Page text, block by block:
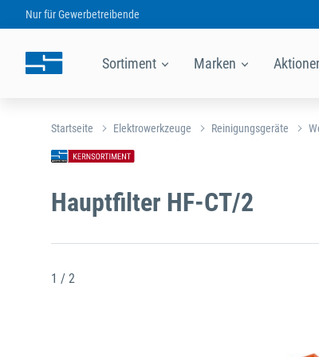
Nur fürGewerbetreibende
Sortiment Marken
Startseite Elektrowerkzeuge Reinigungsgeräte
Hauptfilter HF-CT/2
1 / 2